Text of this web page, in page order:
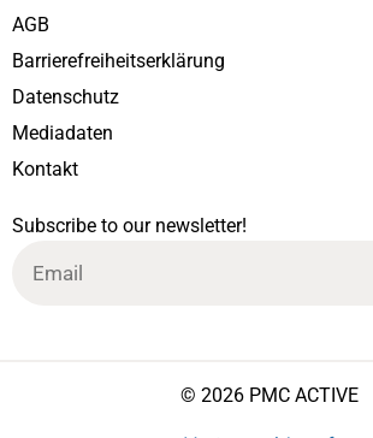
AGB
Barrierefreiheitserklärung
Datenschutz
Mediadaten
Kontakt
Subscribe to our newsletter!
© 2026 PMC ACTIVE